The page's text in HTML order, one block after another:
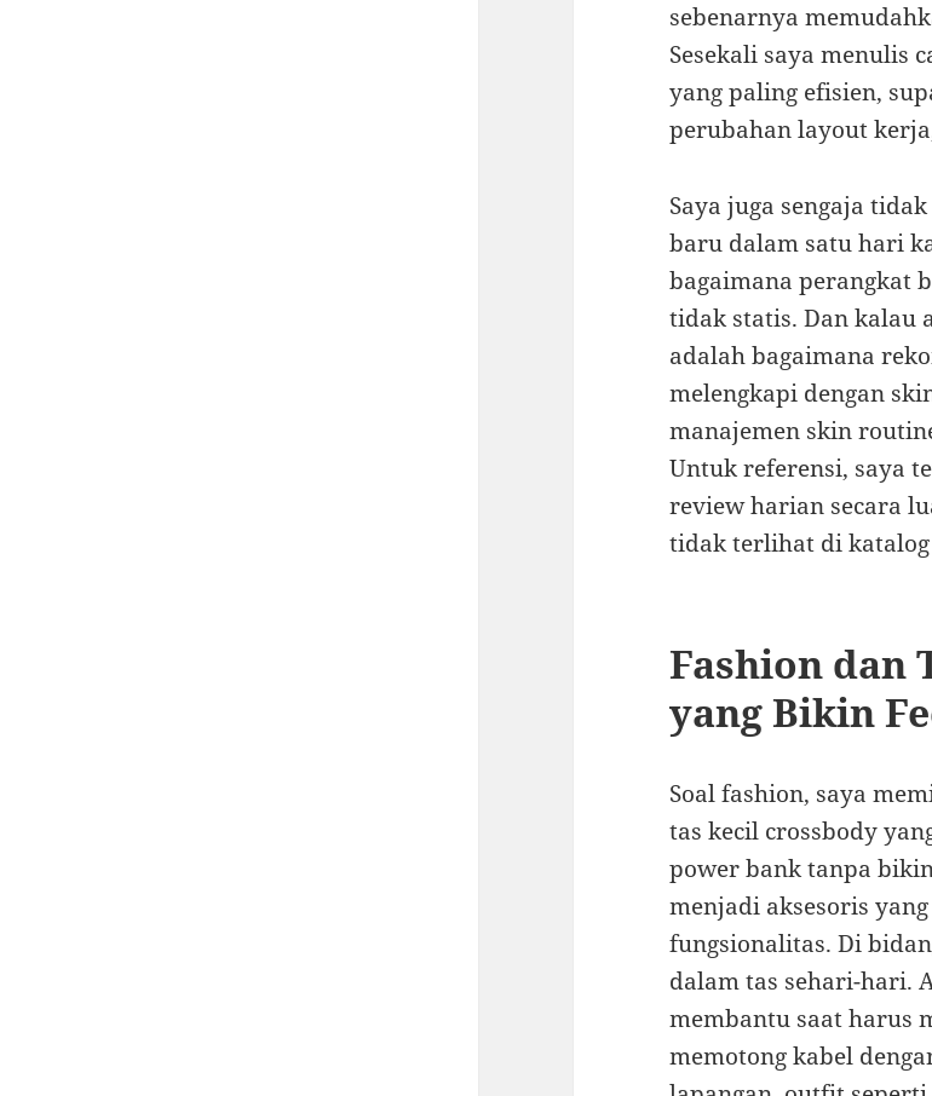
sebenarnya
Sesekali saya menulis
yang paling efisien,
perubahan layout
Saya juga sengaja
baru dalam satu hari
bagaimana perangkat
tidak statis. Dan kalau
adalah bagaimana
melengkapi dengan
manajemen skin
Untuk referensi, saya
review harian secara
tidak terlihat di
Fashion dan
yang Bikin
Soal fashion, saya
tas kecil crossbody
power bank tanpa
menjadi aksesoris
fungsionalitas. Di
dalam tas sehari-hari.
membantu saat harus
memotong kabel